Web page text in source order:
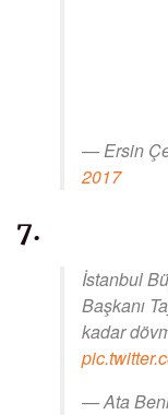
— Ersin
2017
7.
İstanbul
Başkanı
kadar
— Ata